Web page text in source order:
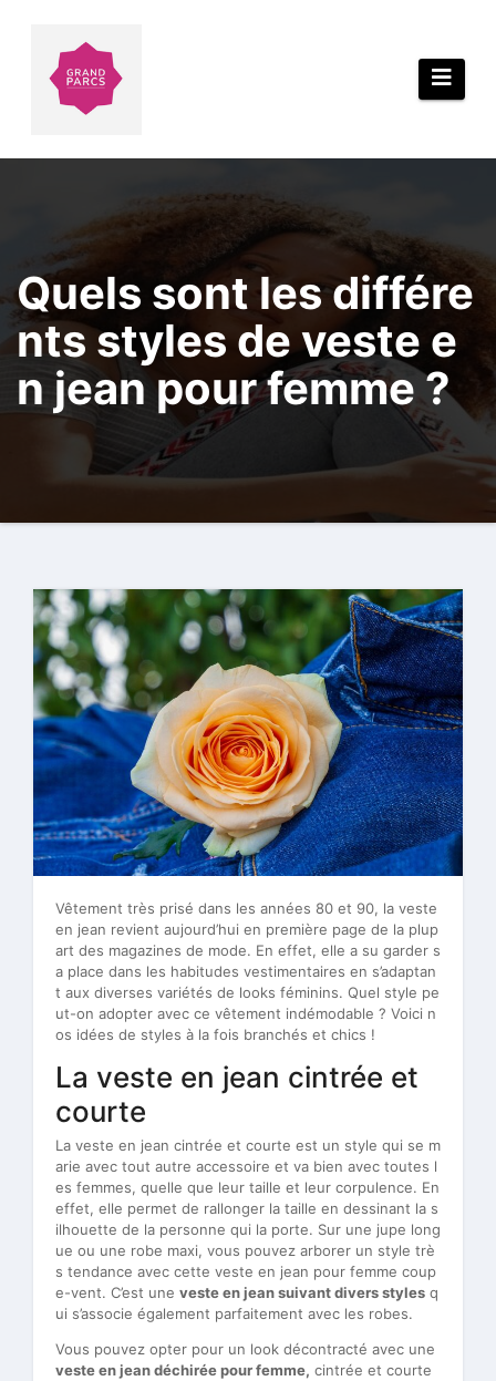
Quels sont les différe
nts styles de veste e
n jean pour femme ?
Vêtement très prisé dans les années 80 et 90, la veste
en jean revient aujourd’hui en première page de la plup
art des magazines de mode. En effet, elle a su garder s
a place dans les habitudes vestimentaires en s’adaptan
t aux diverses variétés de looks féminins. Quel style pe
ut-on adopter avec ce vêtement indémodable ? Voici n
os idées de styles à la fois branchés et chics !
La veste en jean cintrée et
courte
La veste en jean cintrée et courte est un style qui se m
arie avec tout autre accessoire et va bien avec toutes l
es femmes, quelle que leur taille et leur corpulence. En
effet, elle permet de rallonger la taille en dessinant la s
ilhouette de la personne qui la porte. Sur une jupe long
ue ou une robe maxi, vous pouvez arborer un style trè
s tendance avec cette veste en jean pour femme coup
e-vent. C’est une veste en jean suivant divers styles q
ui s’associe également parfaitement avec les robes.
Vous pouvez opter pour un look décontracté avec une
veste en jean déchirée pour femme, cintrée et courte